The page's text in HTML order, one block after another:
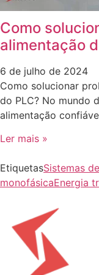
Como
alimentação
6 de julho de 2024
Como solucionar
do PLC? No mundo
alimentação
Ler mais »
EtiquetasSistemas
monofásicaEnergia